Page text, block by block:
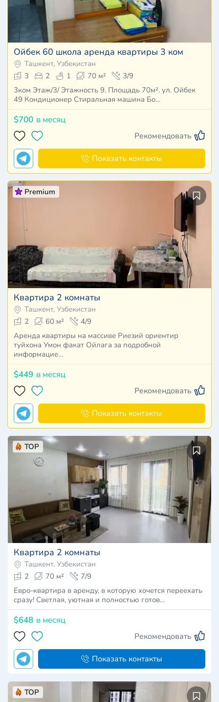
Ойбек 60 школа аренда квартиры 3 ком
Ташкент, Узбекистан
3
2 1 70 м²
3/9
3ком Этаж/3/ Этажность 9. Площадь 70м². ул. Ойбек
49 Кондиционер Стиральная машина Бо…
$700 в месяц
Рекомендовать
Показать контакты
Premium
Квартира 2 комнаты
Ташкент, Узбекистан
2
60 м²
4/9
Аренда квартиры на массиве Риезий ориентир
туйхона Умон факат Ойлага за подробной
информацие…
$449 в месяц
Рекомендовать
Показать контакты
TOP
Квартира 2 комнаты
Ташкент, Узбекистан
2
70 м²
7/9
Евро-квартира в аренду, в которую хочется переехать
сразу! Светлая, уютная и полностью готов…
$648 в месяц
Рекомендовать
Показать контакты
TOP